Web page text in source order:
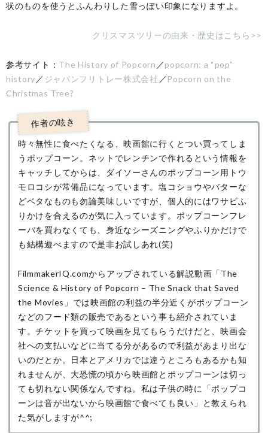
状のものを使うとふんわりした雪っぽい印象になりますよ。
クリスマスツリーの由来・歴史はこちら>>
参考サイト： The History of Popcorn ／popcorn: a “pop”
history ／ ジャパンフリトレー株式会社 ／ Popcorn on the
Christmas Tree?
時々無性に食べたくなる、映画館に行くとつい買ってしま
うポップコーン。ネットでレンチンで作れるという情報を
キャッチしてからは、ダイソーさんのポップコーン用トウ
モロコシが常備品になっています。塩コショウやバターな
どベタなものも勿論美味しいですが、個人的にはワサビふ
りかけを合えるのが気に入っています。ポップコーンフレ
ーバを買わなくても、身近なシーズニングやふりかだけで
も結構遊べますので是非お試しあれ(笑)
FilmmakerIQ.comからアップされている解説動画「The
Science & History of Popcorn – The Snack that Saved
the Movies」では映画館の利益の半分近くがポップコーン
などのフード類の販売であるという事も紹介されていま
す。チケットを買って映画を見てもらうだけだと、映画会
社への支払いなどに当てる分があるので利益があまり出な
いのだとか。日本とアメリカでは違うところもあるかも知
れませんが、大恐慌の頃から映画館とポップコーンは切っ
ても切れない関係なんですね。私は子供の時に「ポップコ
ーンは音が出ないから映画館で食べても良い」と教えられ
た気がしますが^^;